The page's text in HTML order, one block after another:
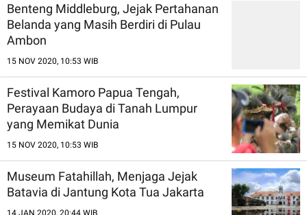
Benteng Middleburg, Jejak Pertahanan
Belanda yang Masih Berdiri di Pulau
Ambon
15 NOV 2020, 10:53 WIB
Festival Kamoro Papua Tengah,
Perayaan Budaya di Tanah Lumpur
yang Memikat Dunia
15 NOV 2020, 10:53 WIB
Museum Fatahillah, Menjaga Jejak
Batavia di Jantung Kota Tua Jakarta
14 JAN 2020, 20:44 WIB